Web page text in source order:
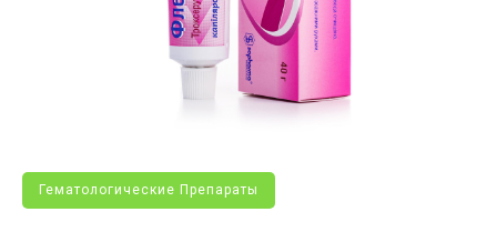
Гематологические Препараты